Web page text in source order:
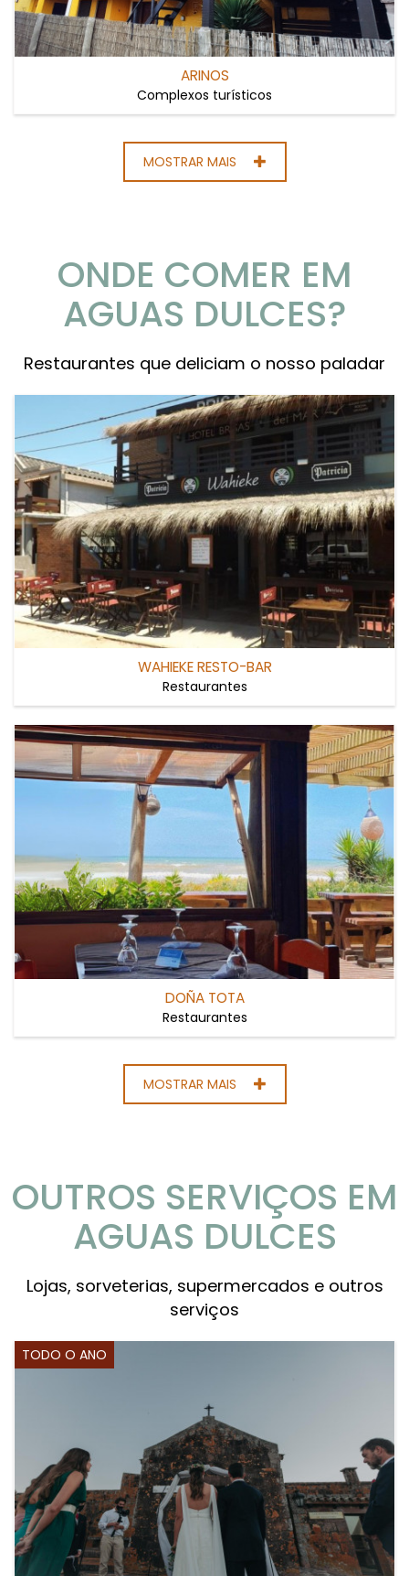
ARINOS
Complexos turísticos
MOSTRAR MAIS
ONDE COMER EM
AGUAS DULCES?
Restaurantes que deliciam o nosso paladar
WAHIEKE RESTO-BAR
Restaurantes
DOÑA TOTA
Restaurantes
MOSTRAR MAIS
OUTROS SERVIÇOS EM
AGUAS DULCES
Lojas, sorveterias, supermercados e outros
serviços
TODO O ANO